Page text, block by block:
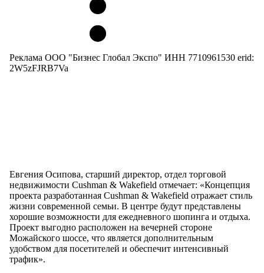
Реклама ООО "Бизнес Глобал Экспо" ИНН 7710961530 erid:
2W5zFJRB7Va
Евгения Осипова, старший директор, отдел торговой
недвижимости Cushman & Wakefield отмечает: «Концепция
проекта разработанная Cushman & Wakefield отражает стиль
жизни современной семьи. В центре будут представлены
хорошие возможности для ежедневного шопинга и отдыха.
Проект выгодно расположен на вечерней стороне
Можайского шоссе, что является дополнительным
удобством для посетителей и обеспечит интенсивный
трафик».